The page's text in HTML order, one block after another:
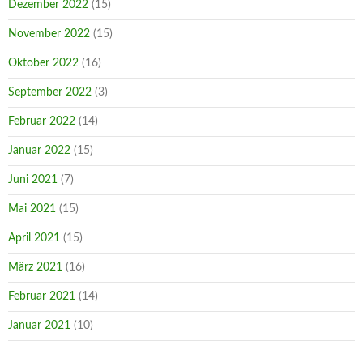
Dezember 2022 (15)
November 2022 (15)
Oktober 2022 (16)
September 2022 (3)
Februar 2022 (14)
Januar 2022 (15)
Juni 2021 (7)
Mai 2021 (15)
April 2021 (15)
März 2021 (16)
Februar 2021 (14)
Januar 2021 (10)